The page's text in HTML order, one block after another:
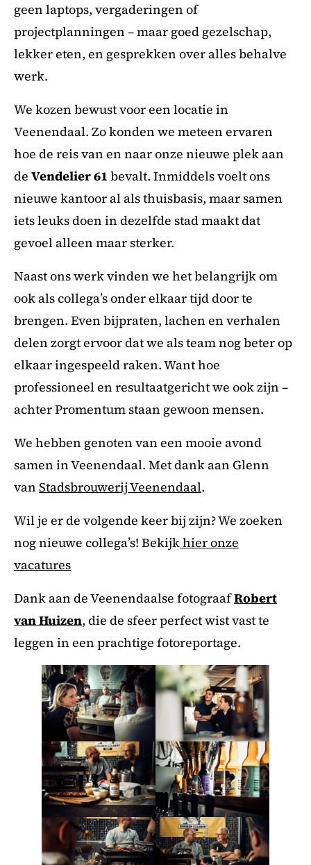
geen laptops, vergaderingen of
projectplanningen – maar goed gezelschap,
lekker eten, en gesprekken over alles behalve
werk.
We kozen bewust voor een locatie in
Veenendaal. Zo konden we meteen ervaren
hoe de reis van en naar onze nieuwe plek aan
de Vendelier 61 bevalt. Inmiddels voelt ons
nieuwe kantoor al als thuisbasis, maar samen
iets leuks doen in dezelfde stad maakt dat
gevoel alleen maar sterker.
Naast ons werk vinden we het belangrijk om
ook als collega’s onder elkaar tijd door te
brengen. Even bijpraten, lachen en verhalen
delen zorgt ervoor dat we als team nog beter op
elkaar ingespeeld raken. Want hoe
professioneel en resultaatgericht we ook zijn –
achter Promentum staan gewoon mensen.
We hebben genoten van een mooie avond
samen in Veenendaal. Met dank aan Glenn
van Stadsbrouwerij Veenendaal.
Wil je er de volgende keer bij zijn? We zoeken
nog nieuwe collega’s! Bekijkhier onze
vacatures
Dank aan de Veenendaalse fotograafRobert
van Huizen, die de sfeer perfect wist vast te
leggen in een prachtige fotoreportage.